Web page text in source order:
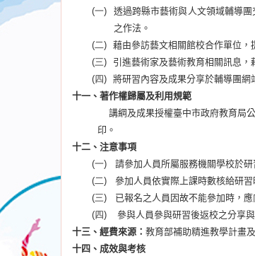
(一)
透過跨縣市藝術與人文領域輔導
之作法。
(二)
藉由參訪藝文相關館校合作單位，
(三)
引進藝術家及藝術教育相關訊息，
(四)
將研習內容及成果分享於輔導團網
十一、著作權歸屬及利用規範
講綱及成果授權臺中市政府教育局
印。
十二、注意事項
(一)
請參加人員所屬服務機關學校於
(二)
參加人員依實際上課時數核給研
(三)
已報名之人員因故不能參加時，
(四)
參與人員參與研習後返校之分享
十三、經費來源： 教育部補助精進教學計畫
十四、成效與考核